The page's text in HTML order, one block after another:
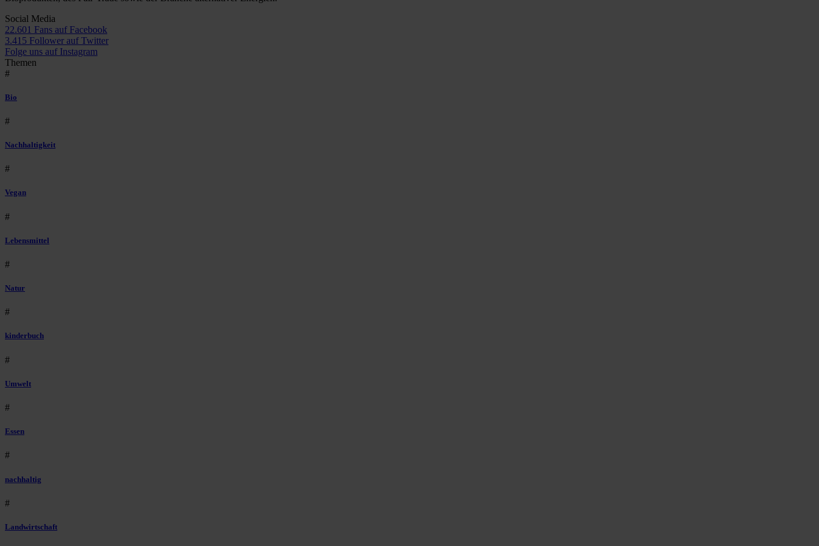
Social Media
22.601 Fans auf Facebook
3.415 Follower auf Twitter
Folge uns auf Instagram
Themen
#
Bio
#
Nachhaltigkeit
#
Vegan
#
Lebensmittel
#
Natur
#
kinderbuch
#
Umwelt
#
Essen
#
nachhaltig
#
Landwirtschaft